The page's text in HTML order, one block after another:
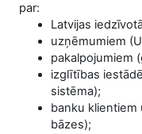
par:
Latvijas
uzņēmumiem
pakalpojumiem
izglītības
sistēma);
banku klientiem
bāzes);